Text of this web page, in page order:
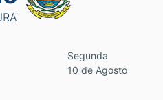
Segunda
10 de Agosto